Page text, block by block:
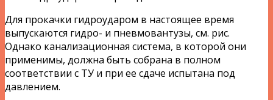
Для прокачки гидроударом в настоящее время
выпускаются гидро- и пневмовантузы, см. рис.
Однако канализационная система, в которой они
применимы, должна быть собрана в полном
соответствии с ТУ и при ее сдаче испытана под
давлением.